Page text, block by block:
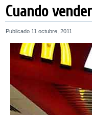
Cuando
Publicado 11 octubre, 2011